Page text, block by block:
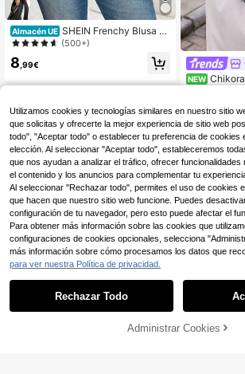
Almacén UE SHEIN Frenchy Blusa ne
gra de corte slim con cuello de enc
bohemio minimalista, para tallas gra
(500+)
8 ,99€
4
NEW
COMPRAR AHORA
Utilizamos cookies y tecnologías similares en nuestro sitio
que solicitas y ofrecerte la mejor experiencia de sitio web
todo", "Aceptar todo" o establecer tu preferencia de cookies
elección. Al seleccionar "Aceptar todo", estableceremos
que nos ayudan a analizar el tráfico, ofrecer
el contenido y los anuncios para complementar tu
Al seleccionar "Rechazar todo", permites el uso de cookies
que hacen que nuestro sitio web funcione. Puedes
configuración de tu navegador, pero esto puede afectar el
Para obtener más información sobre las cookies que
configuraciones de cookies opcionales, selecciona
más información sobre cómo procesamos los datos que
para ver nuestra Política de privacidad.
Rechazar Todo
Administrar Cookies